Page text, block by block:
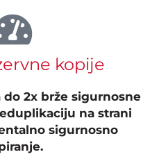
kopije
2x brže sigurnosne
na strani
sigurnosno